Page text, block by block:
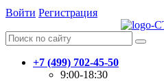
Войти Регистрация
+7 (499) 702-45-50
9:00-18:30